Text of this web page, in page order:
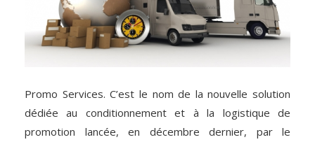
Promo Services. C’est le nom de la nouvelle solution
dédiée au conditionnement et à la logistique de
promotion lancée, en décembre dernier, par le